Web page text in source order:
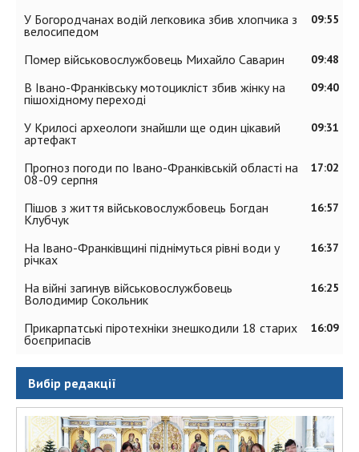
09:55
У Богородчанах водій легковика збив хлопчика з
велосипедом
09:48
Помер військовослужбовець Михайло Саварин
09:40
В Івано-Франківську мотоцикліст збив жінку на
пішохідному переході
09:31
У Крилосі археологи знайшли ще один цікавий
артефакт
17:02
Прогноз погоди по Івано-Франківській області на
08-09 серпня
16:57
Пішов з життя військовослужбовець Богдан
Клубчук
16:37
На Івано-Франківщині піднімуться рівні води у
річках
16:25
На війні загинув військовослужбовець
Володимир Сокольник
16:09
Прикарпатські піротехніки знешкодили 18 старих
боєприпасів
Вибір редакції